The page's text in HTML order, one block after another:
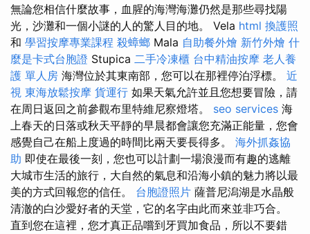
無論您相信什麼故事，血腥的海灣海灘仍然是那些尋找陽
光，沙灘和一個小謎的人的驚人目的地。 Vela html 換護照
和 學習按摩專業課程 殺蟑螂 Mala 自助餐外燴 新竹外燴 什
麼是卡式台胞證 Stupica 二手冷凍櫃 台中精油按摩 老人養
護 單人房 海灣位於其東南部，您可以在那裡停泊浮標。 近
視 東海放鬆按摩 貨運行 如果天氣允許並且您想要冒險，請
在周日返回之前參觀布里特維尼察燈塔。 seo services 海
上春天的日落或秋天平靜的早晨都會讓您充滿正能量，您會
感覺自己在船上度過的時間比兩天要長得多。 海外抓姦協
助 即使在最後一刻，您也可以計劃一場浪漫而有趣的逃離
大城市生活的旅行，大自然的氣息和沿海小鎮的魅力將以最
美的方式回報您的信任。 台胞證照片 薩普尼潟湖是水晶般
清澈的白沙愛好者的天堂，它的名字由此而來並非巧合。
直到您在這裡，您才真正品嚐到牙買加食品，所以不要錯